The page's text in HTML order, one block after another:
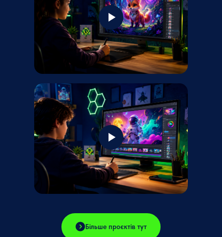
Більше проєктів тут